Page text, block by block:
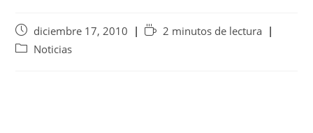
diciembre 17, 2010
2 minutos de lectura
Noticias